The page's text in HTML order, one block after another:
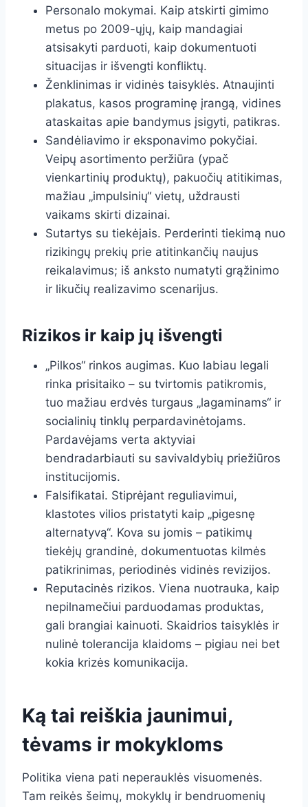
Personalo mokymai. Kaip atskirti gimimo
metus po 2009-ųjų, kaip mandagiai
atsisakyti parduoti, kaip dokumentuoti
situacijas ir išvengti konfliktų.
Ženklinimas ir vidinės taisyklės. Atnaujinti
plakatus, kasos programinę įrangą, vidines
ataskaitas apie bandymus įsigyti, patikras.
Sandėliavimo ir eksponavimo pokyčiai.
Veipų asortimento peržiūra (ypač
vienkartinių produktų), pakuočių atitikimas,
mažiau „impulsinių“ vietų, uždrausti
vaikams skirti dizainai.
Sutartys su tiekėjais. Perderinti tiekimą nuo
rizikingų prekių prie atitinkančių naujus
reikalavimus; iš anksto numatyti grąžinimo
ir likučių realizavimo scenarijus.
Rizikos ir kaip jų išvengti
„Pilkos“ rinkos augimas. Kuo labiau legali
rinka prisitaiko – su tvirtomis patikromis,
tuo mažiau erdvės turgaus „lagaminams“ ir
socialinių tinklų perpardavinėtojams.
Pardavėjams verta aktyviai
bendradarbiauti su savivaldybių priežiūros
institucijomis.
Falsifikatai. Stiprėjant reguliavimui,
klastotes vilios pristatyti kaip „pigesnę
alternatyvą“. Kova su jomis – patikimų
tiekėjų grandinė, dokumentuotas kilmės
patikrinimas, periodinės vidinės revizijos.
Reputacinės rizikos. Viena nuotrauka, kaip
nepilnamečiui parduodamas produktas,
gali brangiai kainuoti. Skaidrios taisyklės ir
nulinė tolerancija klaidoms – pigiau nei bet
kokia krizės komunikacija.
Ką tai reiškia jaunimui,
tėvams ir mokykloms
Politika viena pati neperauklės visuomenės.
Tam reikės šeimų, mokyklų ir bendruomenių